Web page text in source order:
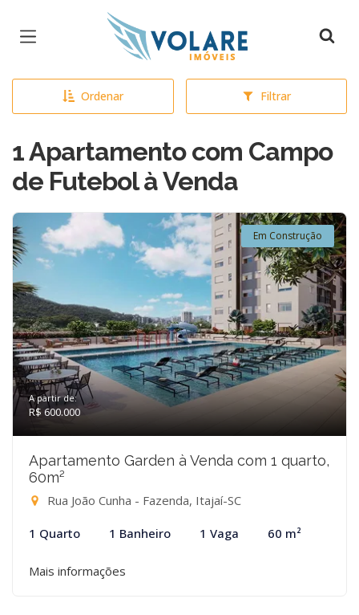
Página inicial
Ordenar Filtrar
1 Apartamento com Campo
de Futebol à Venda
Em Construção
A partir de:
R$ 600.000
Apartamento Garden à Venda com 1 quarto,
60m²
Rua João Cunha - Fazenda, Itajaí-SC
1 Quarto 1 Banheiro 1 Vaga 60 m²
Mais informações